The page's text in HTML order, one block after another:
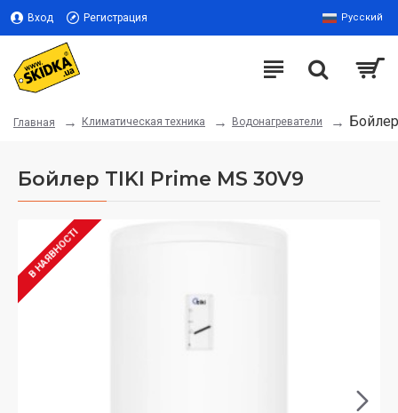
Вход Регистрация Русский
Главная Климатическая техника Водонагреватели
Бойлер TIKI Prime MS 30V9
В НАЯВНОСТІ